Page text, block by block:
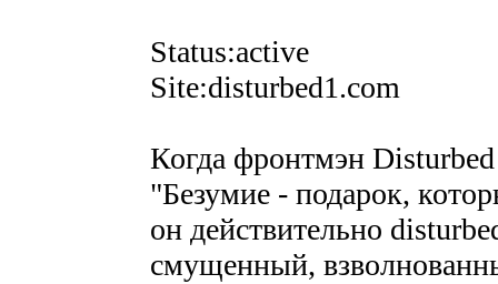
Status:active
Site:disturbed1.com
Когда фронтмэн
"Безумие - подарок,
он действительно
смущенный,